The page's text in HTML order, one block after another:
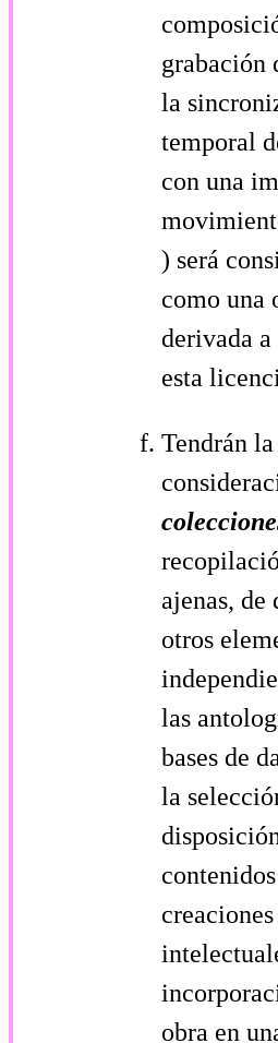
grabación
la
temporal
con una
) será
como una
derivada a
esta
Tendrán la
ajenas, de
otros
las
bases de
la
creaciones
obra en